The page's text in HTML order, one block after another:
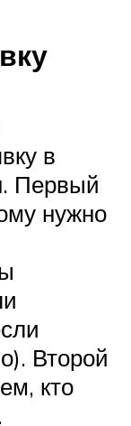
в
Первый
нужно
Второй
кто